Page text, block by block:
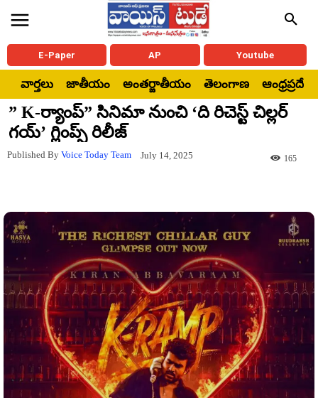
E-Paper AP Youtube
వార్తలు జాతీయం అంతర్జాతీయం తెలంగాణ ఆంధ్రప్రదేశ్
” K-ర్యాంప్” సినిమా నుంచి ‘ది రిచెస్ట్ చిల్లర్
గయ్’ గ్లింప్స్ రిలీజ్
Published By Voice Today Team July 14, 2025 165